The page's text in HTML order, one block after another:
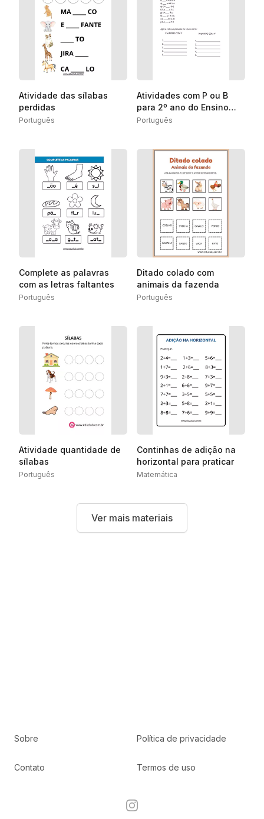
Atividade das sílabas
perdidas
Português
Atividades com P ou B
para 2º ano do Ensino
Fundamental
Português
Complete as palavras
com as letras faltantes
Português
Ditado colado com
animais da fazenda
Português
Atividade quantidade de
sílabas
Português
Continhas de adição na
horizontal para praticar
Matemática
Ver mais materiais
Sobre
Contato
Política de privacidade
Termos de uso
Instagram